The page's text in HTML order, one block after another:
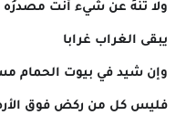
ولا تنهَ عن شيء أنت مصدرُه
يبقى الغراب غرابا
وإن شيد في بيوت الحمام
فليس كل من ركض فوق